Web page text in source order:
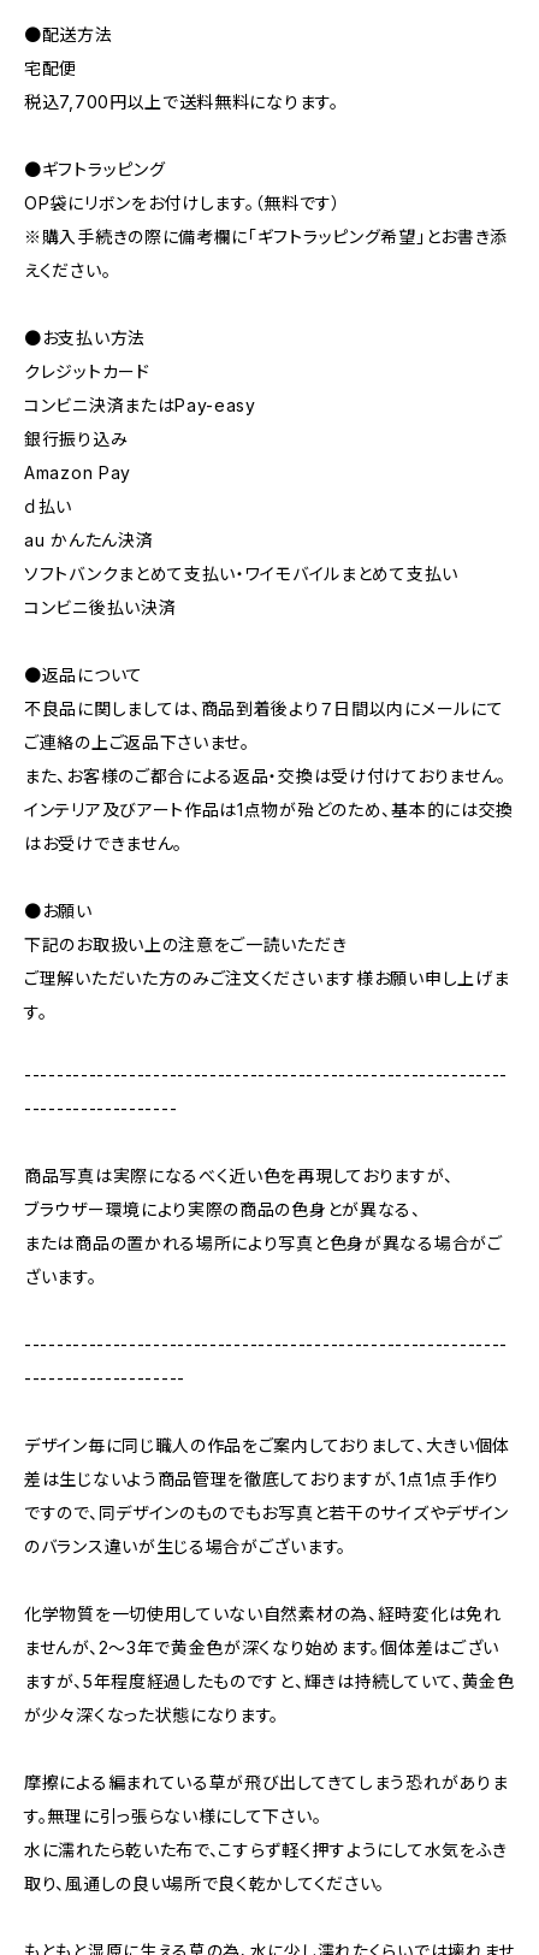
●配送方法
宅配便
税込7,700円以上で送料無料になります。
●ギフトラッピング
OP袋にリボンをお付けします。（無料です）
※購入手続きの際に備考欄に「ギフトラッピング希望」とお書き添
えください。
●お支払い方法
クレジットカード
コンビニ決済またはPay-easy
銀行振り込み
Amazon Pay
ｄ払い
au かんたん決済
ソフトバンクまとめて支払い・ワイモバイルまとめて支払い
コンビニ後払い決済
●返品について
不良品に関しましては、商品到着後より７日間以内にメールにて
ご連絡の上ご返品下さいませ。
また、お客様のご都合による返品・交換は受け付けておりません。
インテリア及びアート作品は1点物が殆どのため、基本的には交換
はお受けできません。
●お願い
下記のお取扱い上の注意をご一読いただき
ご理解いただいた方のみご注文くださいます様お願い申し上げま
す。
------------------------------------------------------------
-------------------
商品写真は実際になるべく近い色を再現しておりますが、
ブラウザー環境により実際の商品の色身とが異なる、
または商品の置かれる場所により写真と色身が異なる場合がご
ざいます。
------------------------------------------------------------
--------------------
デザイン毎に同じ職人の作品をご案内しておりまして、大きい個体
差は生じないよう商品管理を徹底しておりますが、1点1点手作り
ですので、同デザインのものでもお写真と若干のサイズやデザイン
のバランス違いが生じる場合がございます。
化学物質を一切使用していない自然素材の為、経時変化は免れ
ませんが、2〜3年で黄金色が深くなり始めます。個体差はござい
ますが、5年程度経過したものですと、輝きは持続していて、黄金色
が少々深くなった状態になります。
摩擦による編まれている草が飛び出してきてしまう恐れがありま
す。無理に引っ張らない様にして下さい。
水に濡れたら乾いた布で、こすらず軽く押すようにして水気をふき
取り、風通しの良い場所で良く乾かしてください。
もともと湿原に生える草の為、水に少し濡れたくらいでは壊れませ